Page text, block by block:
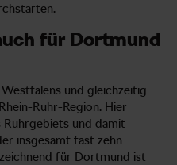
für Dortmund
und gleichzeitig
Ruhr-Region. Hier
und damit
insgesamt fast zehn
für Dortmund ist